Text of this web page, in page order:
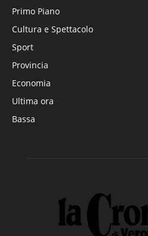
Primo Piano
Cultura e Spettacolo
Sport
Provincia
Economia
Ultima ora
Bassa